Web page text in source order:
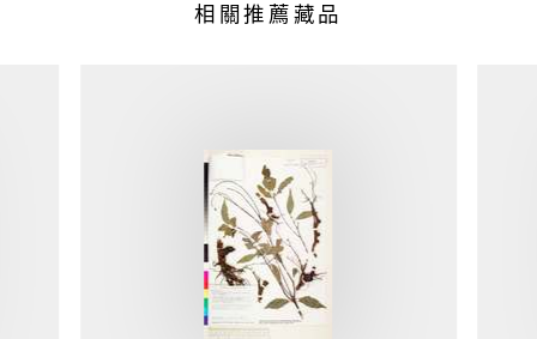
相關推薦藏品